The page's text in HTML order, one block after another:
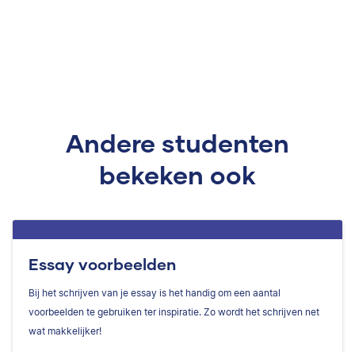
Andere studenten
bekeken ook
Essay voorbeelden
Bij het schrijven van je essay is het handig om een aantal
voorbeelden te gebruiken ter inspiratie. Zo wordt het schrijven net
wat makkelijker!